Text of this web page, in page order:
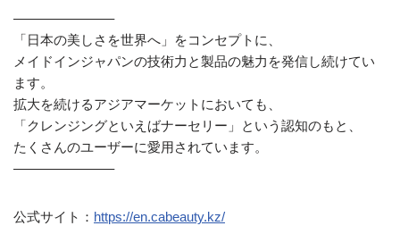
———————–
「日本の美しさを世界へ」をコンセプトに、
メイドインジャパンの技術力と製品の魅力を発信し続けてい
ます。
拡大を続けるアジアマーケットにおいても、
「クレンジングといえばナーセリー」という認知のもと、
たくさんのユーザーに愛用されています。
———————–
公式サイト： https://en.cabeauty.kz/